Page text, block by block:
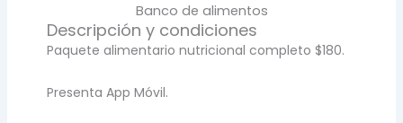
Banco de alimentos
Descripción y condiciones
Paquete alimentario nutricional completo $180.
Presenta App Móvil.